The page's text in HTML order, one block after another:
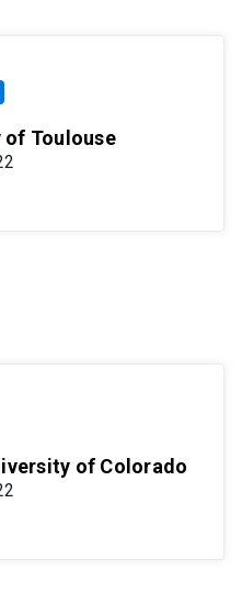
of Toulouse
of Colorado